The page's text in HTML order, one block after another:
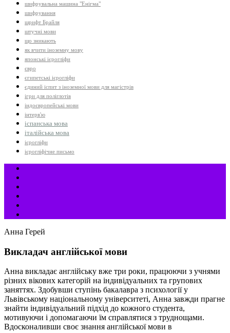
шифрувальна машина "Енігма"
шифрування
шрифт Брайля
штучні мови
що зникають
як вчити іноземну мову
японські ієрогліфи
євро
єгипетські ієрогліфи
єдиний іспит з іноземної мови для магістрів
ігри для поліглотів
індоєвропейські мови
інтерв'ю
іспанська мова
італійська мова
ієрогліфи
ієрогліфічне письмо
Анна Герей
Викладач англійської мови
Анна викладає англійську вже три роки, працюючи з учнями
різних вікових категорій на індивідуальних та групових
заняттях. Здобувши ступінь бакалавра з психології у
Львівському національному університеті, Анна завжди прагне
знайти індивідуальний підхід до кожного студента,
мотивуючи і допомагаючи їм справлятися з труднощами.
Вдосконаливши своє знання англійської мови в